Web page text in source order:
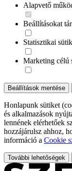
Alapvető
Beállításokat
Statisztikai sütik
Marketing célú
Beállítások mentése
Honlapunk sütiket
és alkalmazások
lennének elérhetőek
hozzájárulsz ahhoz,
információ a Cookie
További lehetőségek